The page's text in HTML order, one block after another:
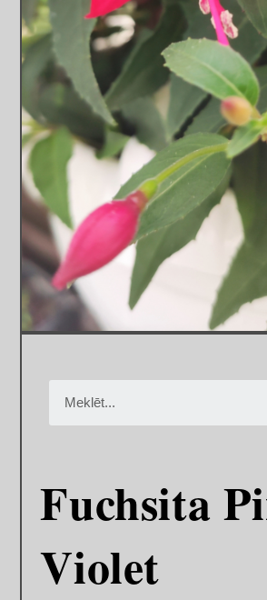
Fuchsita
Violet